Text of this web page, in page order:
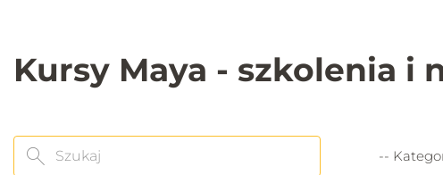
Kursy Maya - szkolenia i
Szukaj --